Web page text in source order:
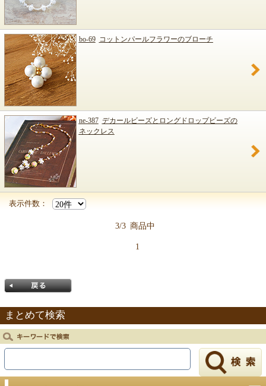
bo-69 コットンパールフラワーのブローチ
ne-387 デカールビーズとロングドロップビーズの
ネックレス
表示件数：
3/3 商品中
1
戻る
まとめて検索